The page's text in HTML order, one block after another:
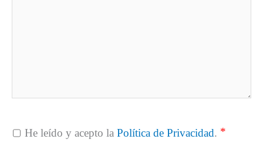
He leído y acepto la Política de Privacidad. *